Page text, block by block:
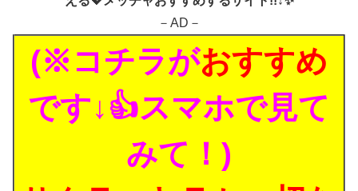
－AD－
(※コチラがおすすめ
です↓👍スマホで見て
みて！)